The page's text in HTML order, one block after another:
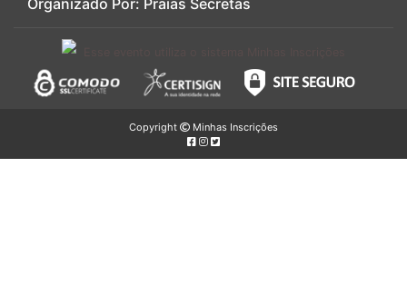
Organizado Por: Praias Secretas
Copyright Minhas Inscrições